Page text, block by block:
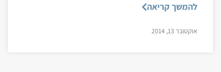
להמשך קריאה
אוקטובר 13, 2014